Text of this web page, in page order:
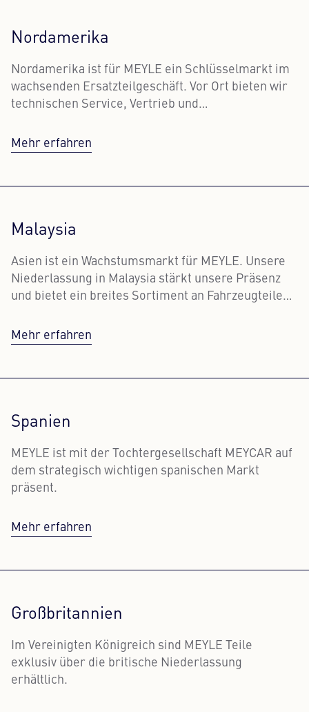
Nordamerika
Nordamerika ist für MEYLE ein Schlüsselmarkt im
wachsenden Ersatzteilgeschäft. Vor Ort bieten wir
technischen Service, Vertrieb und
Mehr erfahren
Malaysia
Asien ist ein Wachstumsmarkt für MEYLE. Unsere
Niederlassung in Malaysia stärkt unsere Präsenz
und bietet ein breites Sortiment an Fahrzeugteilen
Mehr erfahren
Spanien
MEYLE ist mit der Tochtergesellschaft MEYCAR auf
dem strategisch wichtigen spanischen Markt
präsent.
Mehr erfahren
Großbritannien
Im Vereinigten Königreich sind MEYLE Teile
exklusiv über die britische Niederlassung
erhältlich.